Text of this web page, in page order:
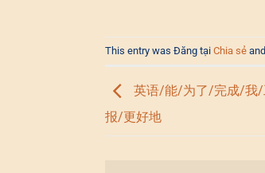
This entry was Đăng tại Chia sẻ
英语/能/为了/完成/我
报/更好地